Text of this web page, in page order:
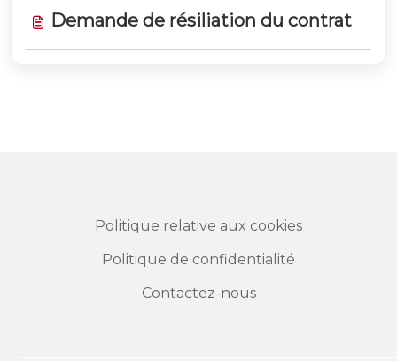
Demande de résiliation du contrat
Politique relative aux cookies
Politique de confidentialité
Contactez-nous